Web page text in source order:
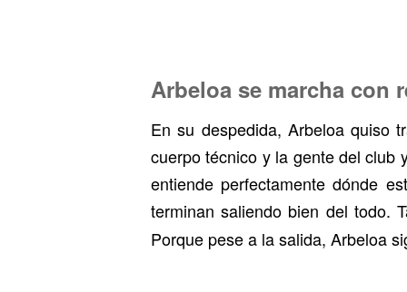
Arbeloa se marcha con
En su despedida, Arbeloa quiso
cuerpo técnico y la gente del club
entiende perfectamente dónde
terminan saliendo bien del todo.
Porque pese a la salida, Arbeloa